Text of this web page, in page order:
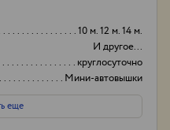
10 м. 12 м. 14 м.
И другое...
круглосуточно
Мини-автовышки
15
еще